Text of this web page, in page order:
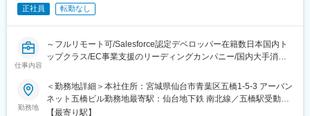
日」があります（2024年度は14日間。日数は年度によって前後し
児休暇」や時短勤務の選択等、育児と仕事の両立支援をする制度
があります。また、産前産後休暇、育児休職は法に則った取得が
変更の範囲：無
◎データの利便維持と品質管理のためのデータマネジメント
・TB～PB級のデータのセキュリティやメタデータ管理をするため
のデータマネジメントのスキルが求められる
・データマートの要件やロジックを考慮したデータテストを実施
し、高品質なデータ分析環境を提供する
■働き方
・副業OK
・残業：月間の平均残業時間は6時間程度。
正社員 転勤なし
仕事内容
～フルリモート可/Salesforce認定デベロッパー在籍数日本国内ト
ップクラス/EC事業支援のリーディングカンパニー/国内大手消費
■業務内容：
顧客のECサイト構築全般のプロジェクトマネジメントを担当して
勤務地
＜勤務地詳細＞本社住所：宮城県仙台市青葉区五橋1-5-3 アーバン
ネット五橋ビル勤務地最寄駅：仙台地下鉄 南北線／五橋駅受動喫
煙対策：屋内全面禁煙
【最寄り駅】